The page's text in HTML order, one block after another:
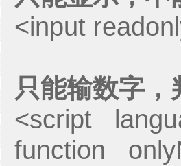
<input
只能输数字，
<script
function